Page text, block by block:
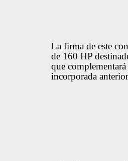
La firma de este
de 160 HP
que
incorporada